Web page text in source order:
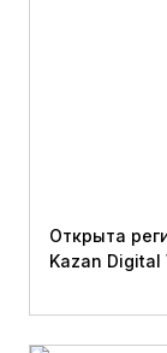
Открыта
Kazan Digital